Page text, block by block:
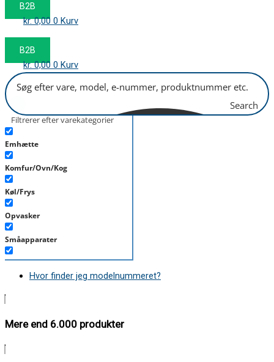
Tilbehør/Plejemidler
B2B
kr.0,00 0 Kurv
B2B
kr.0,00 0 Kurv
Search
Filtrerer efter varekategorier
Emhætte
Komfur/Ovn/Kog
Køl/Frys
Opvasker
Småapparater
Støvsuger
Hvor finder jeg modelnummeret?
Mere end 6.000 produkter